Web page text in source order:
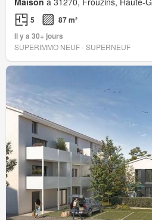
5
87 m²
Il y a 30+ jours
SUPERIMMO NEUF - SUPERNEUF